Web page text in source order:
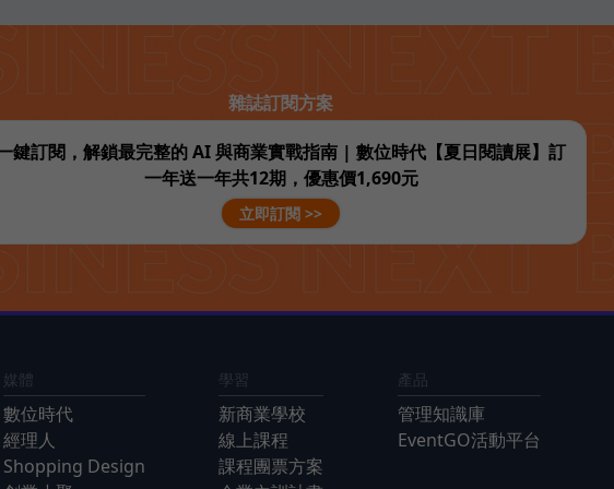
雜誌訂閱方案
鍵訂閱，解鎖最完整的 AI 與商業實戰指南 | 數位時代【夏日閱讀展】訂
一年送一年共12期，優惠價1,690元
立即訂閱 >>
媒體
數位時代
經理人
Shopping Design
學習
新商業學校
線上課程
課程團票方案
產品
管理知識庫
EventGO活動平台